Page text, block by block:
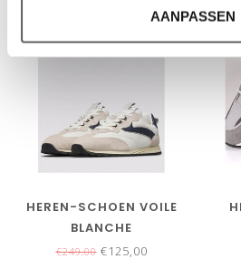
AANPASSEN
HEREN-SCHOEN VOILE
BLANCHE
€249,00€125,00